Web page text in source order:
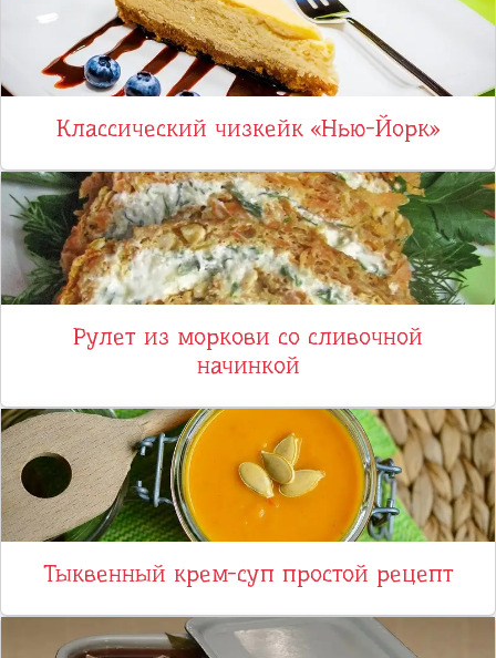
Классический чизкейк «Нью-Йорк»
Рулет из моркови со сливочной
начинкой
Тыквенный крем-суп простой рецепт